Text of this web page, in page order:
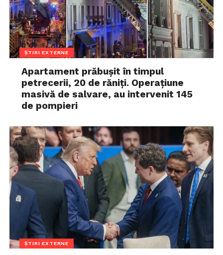
ȘTIRI EXTERNE
Apartament prăbușit în timpul
petrecerii, 20 de răniți. Operațiune
masivă de salvare, au intervenit 145
de pompieri
ȘTIRI EXTERNE